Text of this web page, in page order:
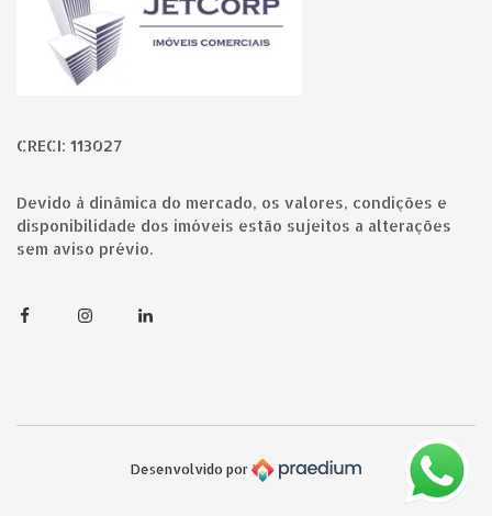
CRECI: 113027
Devido à dinâmica do mercado, os valores, condições e
disponibilidade dos imóveis estão sujeitos a alterações
sem aviso prévio.
FacebookInstagramLinkedin
Desenvolvido por